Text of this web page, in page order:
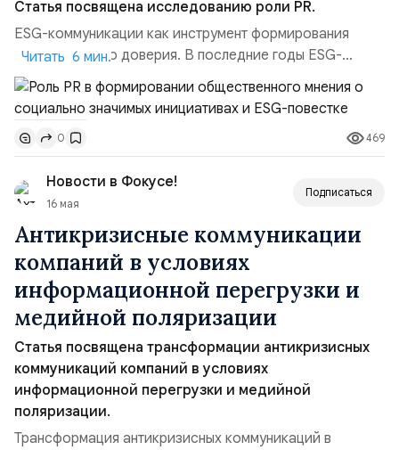
Статья посвящена исследованию роли PR.
ESG-коммуникации как инструмент формирования
общественного доверия. В последние годы ESG-
повестка стала одним из ключевых направлений
развития корпоративных коммуникаций.
Экологические, социальные и управленческие
инициативы компаний все чаще влияют не только на
инвестиционную привлекательность бизнеса, но и на
его общественную репутацию. Рост инт...
Читать 6 мин.
0 469
Новости в Фокусе!
16 мая
Подписаться
Антикризисные коммуникации
компаний в условиях
информационной перегрузки и
медийной поляризации
Статья посвящена трансформации антикризисных
коммуникаций компаний в условиях
информационной перегрузки и медийной
поляризации.
Трансформация антикризисных коммуникаций в